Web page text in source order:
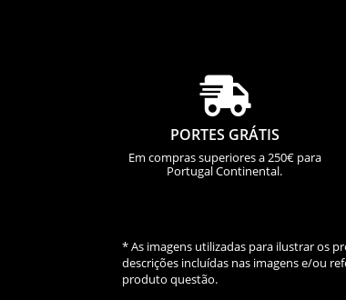

PORTES GRÁTIS
Em compras superiores a 250€ para
Portugal Continental.
* As imagens utilizadas para ilustrar os
descrições incluídas nas imagens e/ou
produto questão.